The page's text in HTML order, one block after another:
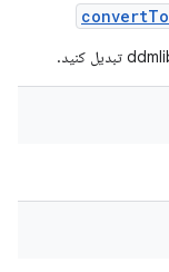
convertTo